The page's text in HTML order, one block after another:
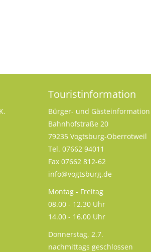
Touristinformation
Bürger- und Gästeinformation
Bahnhofstraße 20
79235 Vogtsburg-Oberrotweil
Tel. 07662 94011
Fax 07662 812-62
info@vogtsburg.de
Montag - Freitag
08.00 - 12.30 Uhr
14.00 - 16.00 Uhr
Donnerstag, 2.7.
nachmittags geschlossen